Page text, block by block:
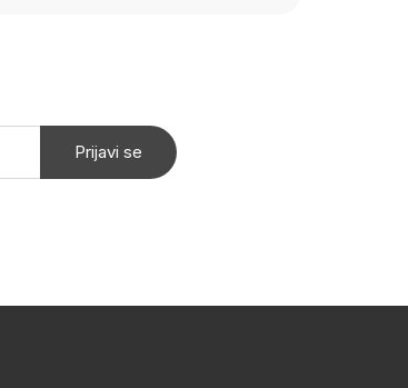
Prijavi se